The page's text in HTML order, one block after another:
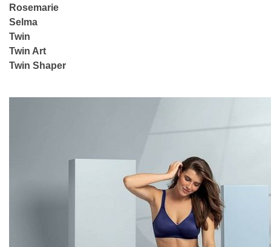
Rosemarie
Selma
Twin
Twin Art
Twin Shaper